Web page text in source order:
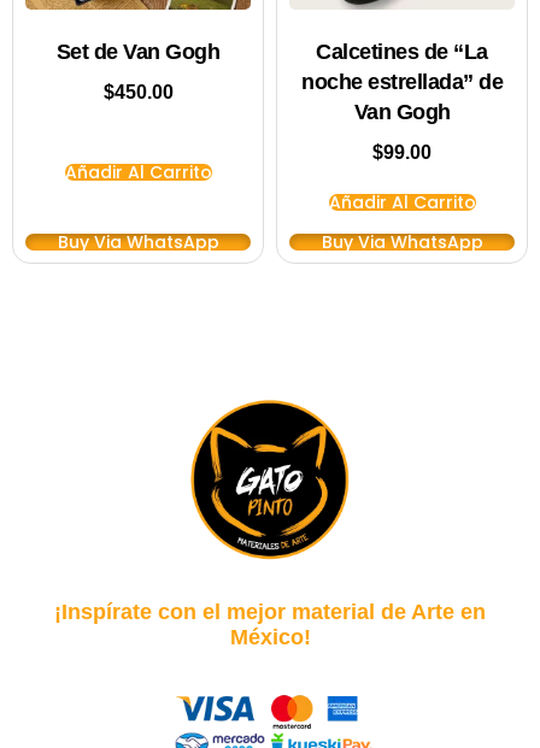
Set de Van Gogh
$450.00
Añadir Al Carrito
Buy Via WhatsApp
Calcetines de “La
noche estrellada” de
Van Gogh
$99.00
Añadir Al Carrito
Buy Via WhatsApp
¡Inspírate con el mejor material de Arte en
México!